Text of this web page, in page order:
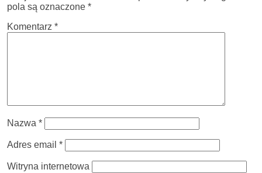
pola są oznaczone *
Komentarz *
Nazwa *
Adres email *
Witryna internetowa